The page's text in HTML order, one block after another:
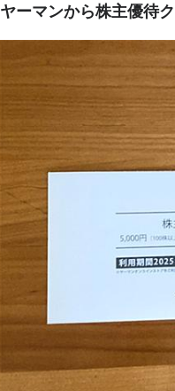
ヤーマンから株主優待